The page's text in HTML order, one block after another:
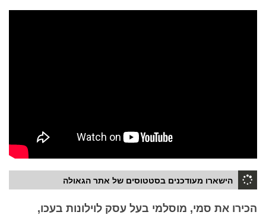
הישארו מעודכנים בסטטוסים של אתר הגאולה
הכירו את סמי, מוסלמי בעל עסק לוילונות בעכו,